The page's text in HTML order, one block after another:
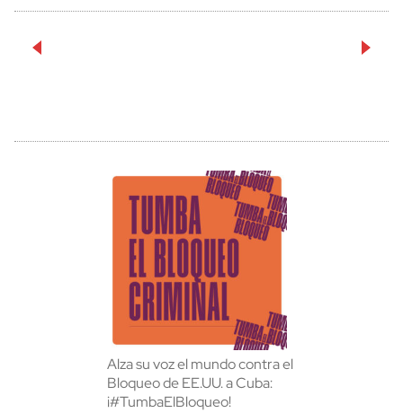
Alza su voz el mundo contra el
Bloqueo de EE.UU. a Cuba:
¡#TumbaElBloqueo!